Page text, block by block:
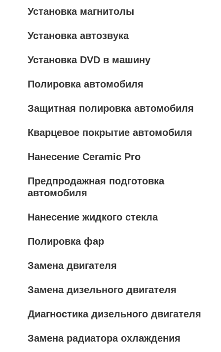
Установка магнитолы
Установка автозвука
Установка DVD в машину
Полировка автомобиля
Защитная полировка автомобиля
Кварцевое покрытие автомобиля
Нанесение Ceramic Pro
Предпродажная подготовка
автомобиля
Нанесение жидкого стекла
Полировка фар
Замена двигателя
Замена дизельного двигателя
Диагностика дизельного двигателя
Замена радиатора охлаждения